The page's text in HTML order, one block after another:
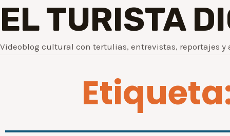
EL TURISTA
Videoblog cultural con tertulias, entrevistas, reportajes y
Etiqueta: